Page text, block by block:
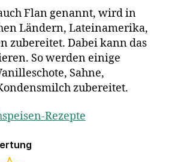
Flan genannt, wird in
Ländern, Lateinamerika,
zubereitet. Dabei kann das
So werden einige
Sahne,
zubereitet.
Rezepte